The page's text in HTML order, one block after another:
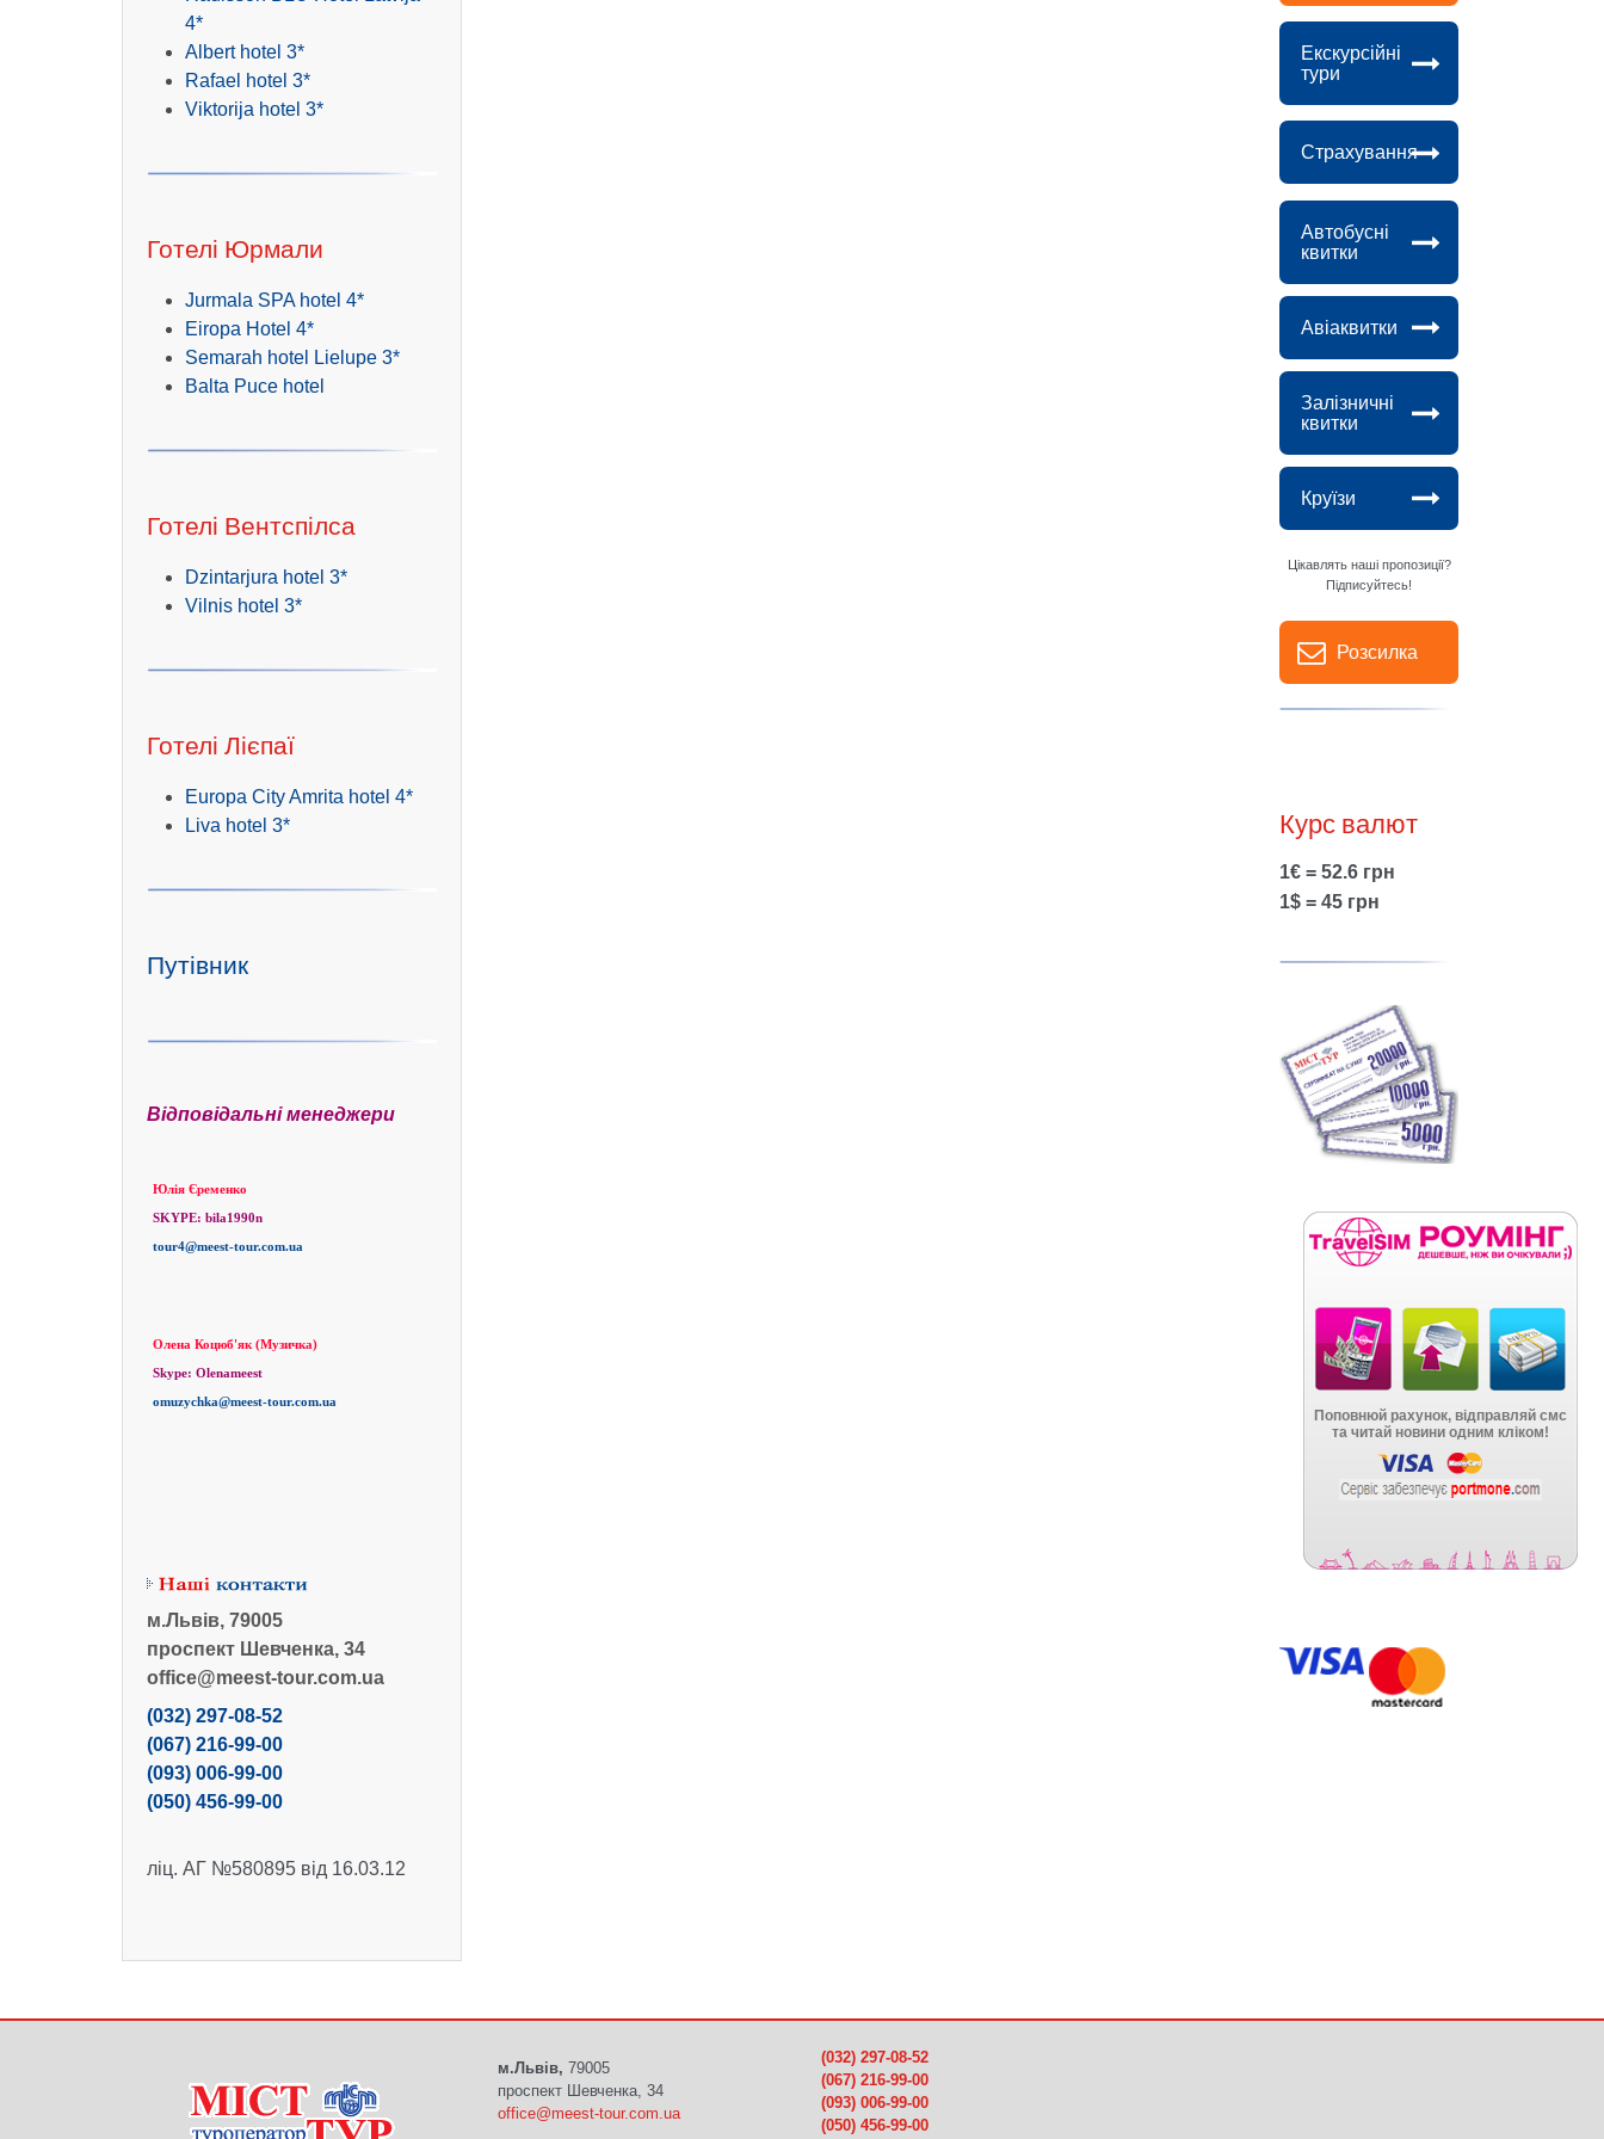
4*
Albert hotel 3*
Rafael hotel 3*
Viktorija hotel 3*
Готелі Юрмали
Jurmala SPA hotel 4*
Eiropa Hotel 4*
Semarah hotel Lielupe 3*
Balta Puce hotel
Готелі Вентспілса
Dzintarjura hotel 3*
Vilnis hotel 3*
Готелі Лієпаї
Europa City Amrita hotel 4*
Liva hotel 3*
Путівник
Відповідальні менеджери
Юлія Єременко
SKYPE: bila1990n
tour4@meest-tour.com.ua
Олена Коцюб'як (Музичка)
Skype: Olenameest
omuzychka@meest-tour.com.ua
м.Львів, 79005
проспект Шевченка, 34
office@meest-tour.com.ua
(032) 297-08-52
(067) 216-99-00
(093) 006-99-00
(050) 456-99-00
ліц. АГ №580895 від 16.03.12
Екскурсійні
тури
Страхування
Автобусні
квитки
Авіаквитки
Залізничні
квитки
Круїзи
Цікавлять наші пропозиції?
Підписуйтесь!
Розсилка
Курс валют
1€ = 52.6 грн
1$ = 45 грн
Show larger version
м.Львів, 79005
проспект Шевченка, 34
office@meest-tour.com.ua
(032) 297-08-52
(067) 216-99-00
(093) 006-99-00
(050) 456-99-00